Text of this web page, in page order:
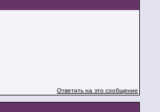
Ответить на это сообщение